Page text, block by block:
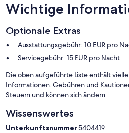
Wichtige
Optionale Extras
Ausstattungsgebühr: 10 EUR pro
Servicegebühr: 15 EUR pro Nacht
Die oben aufgeführte Liste enthält
Informationen. Gebühren und
Steuern und können sich ändern.
Wissenswertes
Unterkunftsnummer5404419